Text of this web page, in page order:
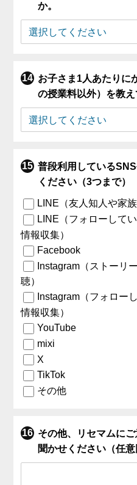
か。
お子さま1人あたりに
の授業料以外）を教え
普段利用している
ください（3つまで）
LINE（友人知人や家族
LINE（フォローして
情報収集）
Facebook
Instagram（ストーリ
聴）
Instagram（フォロー
情報収集）
YouTube
mixi
X
TikTok
その他
その他、リセマムに
聞かせください（任意